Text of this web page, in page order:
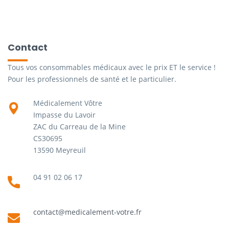
Contact
Tous vos consommables médicaux avec le prix ET le service !
Pour les professionnels de santé et le particulier.
Médicalement Vôtre
Impasse du Lavoir
ZAC du Carreau de la Mine
CS30695
13590 Meyreuil
04 91 02 06 17
contact@medicalement-votre.fr